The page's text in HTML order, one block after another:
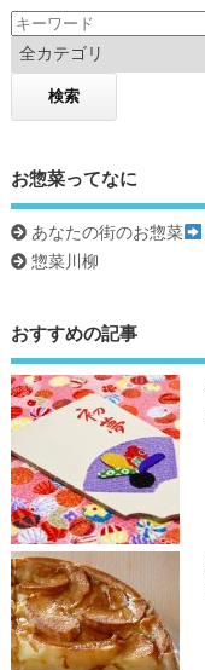
お惣菜ってなに
あなたの街のお惣菜
惣菜川柳
おすすめの記事